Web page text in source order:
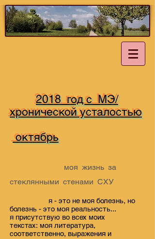
2018 год с МЭ/
хронической усталостью
октябрь
моя жизнь за
стеклянными стенами СХУ
я - это не моя болезнь, но
болезнь - это моя реальность...
я присутствую во всех моих
текстах: моя литература,
соответственно, выражения и